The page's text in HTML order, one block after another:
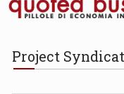
Project